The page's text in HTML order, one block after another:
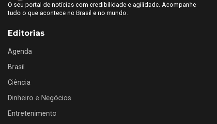
O seu portal de notícias com credibilidade e agilidade. Acompanhe
tudo o que acontece no Brasil e no mundo.
Editorias
Agenda
Brasil
Ciência
Dinheiro e Negócios
Entretenimento